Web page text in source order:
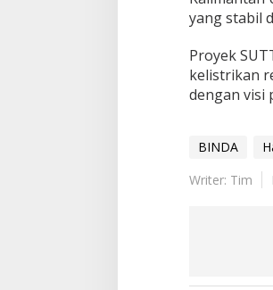
yang stabil
Proyek
kelistrikan
dengan visi
BINDA
Writer: Tim